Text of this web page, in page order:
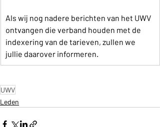
Als wij nog nadere berichten van het UWV
ontvangen die verband houden met de
indexering van de tarieven, zullen we
jullie daarover informeren.
UWV
Leden